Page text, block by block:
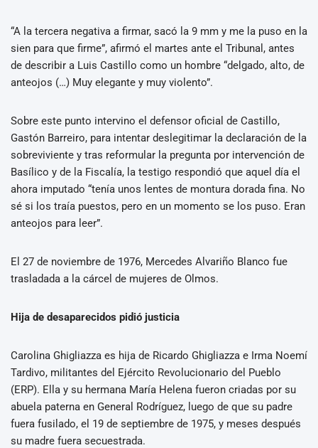
“A la tercera negativa a firmar, sacó la 9 mm y me la puso en la
sien para que firme”, afirmó el martes ante el Tribunal, antes
de describir a Luis Castillo como un hombre “delgado, alto, de
anteojos (…) Muy elegante y muy violento”.
Sobre este punto intervino el defensor oficial de Castillo,
Gastón Barreiro, para intentar deslegitimar la declaración de la
sobreviviente y tras reformular la pregunta por intervención de
Basílico y de la Fiscalía, la testigo respondió que aquel día el
ahora imputado “tenía unos lentes de montura dorada fina. No
sé si los traía puestos, pero en un momento se los puso. Eran
anteojos para leer”.
El 27 de noviembre de 1976, Mercedes Alvariño Blanco fue
trasladada a la cárcel de mujeres de Olmos.
Hija de desaparecidos pidió justicia
Carolina Ghigliazza es hija de Ricardo Ghigliazza e Irma Noemí
Tardivo, militantes del Ejército Revolucionario del Pueblo
(ERP). Ella y su hermana María Helena fueron criadas por su
abuela paterna en General Rodríguez, luego de que su padre
fuera fusilado, el 19 de septiembre de 1975, y meses después
su madre fuera secuestrada.